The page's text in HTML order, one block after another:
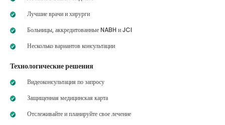
Лучшие врачи и хирурги
Больницы, аккредитованные NABH и JCI
Несколько вариантов консультации
Технологические решения
Видеоконсультация по запросу
Защищенная медицинская карта
Отслеживайте и планируйте свое лечение